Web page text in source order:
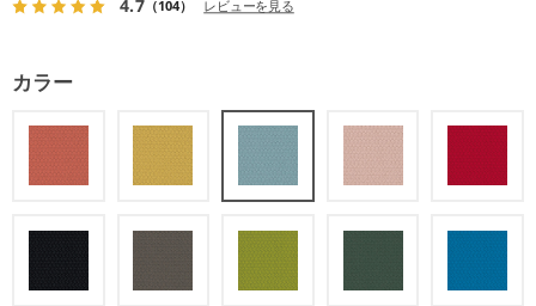
4.7（104） レビューを見る
カラー